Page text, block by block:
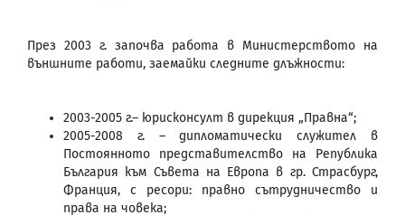
През 2003 г. започва работа в Министерството на
външните работи, заемайки следните длъжности:
2003-2005 г.– юрисконсулт в дирекция „Правна“;
2005-2008 г. – дипломатически служител в
Постоянното представителство на Република
България към Съвета на Европа в гр. Страсбург,
Франция, с ресори: правно сътрудничество и
права на човека;